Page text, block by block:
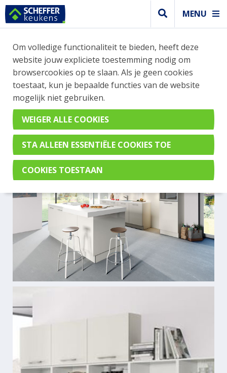
MENU
Trendy keuken
TRENDY LICHTE KEUKEN
MET KOOKEILAND
AV 2130 Satijn
Om volledige functionaliteit te bieden, heeft deze
website jouw expliciete toestemming nodig om
browsercookies op te slaan. Als je geen cookies
toestaat, kun je bepaalde functies van de website
mogelijk niet gebruiken.